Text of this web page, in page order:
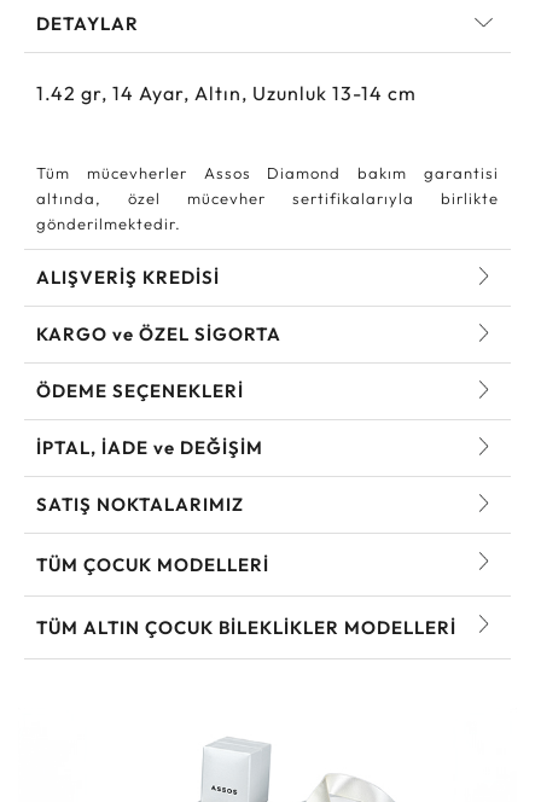
DETAYLAR
1.42 gr, 14 Ayar, Altın, Uzunluk 13-14 cm
Tüm mücevherler Assos Diamond bakım garantisi
altında, özel mücevher sertifikalarıyla birlikte
gönderilmektedir.
ALIŞVERİŞ KREDİSİ
KARGO ve ÖZEL SİGORTA
ÖDEME SEÇENEKLERİ
İPTAL, İADE ve DEĞİŞİM
SATIŞ NOKTALARIMIZ
TÜM ÇOCUK MODELLERI
TÜM ALTIN ÇOCUK BILEKLIKLER MODELLERI